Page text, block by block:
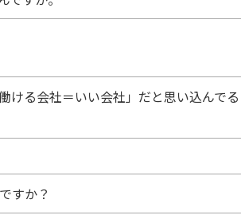
ける会社＝いい会社」だと思い込んでる
すか？